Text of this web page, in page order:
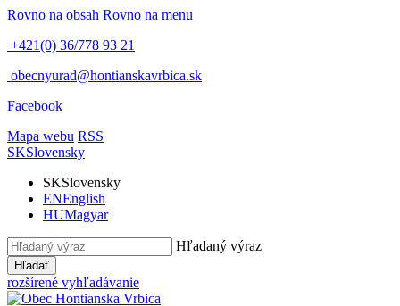
Rovno na obsah Rovno na menu
+421(0) 36/778 93 21
obecnyurad@hontianskavrbica.sk
Facebook
Mapa webu RSS
SKSlovensky
SKSlovensky
ENEnglish
HUMagyar
Hľadaný výraz
Hľadať
rozšírené vyhľadávanie